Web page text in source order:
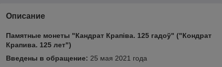
Описание
Памятные монеты "Кандрат Крапіва. 125 гадоў" ("Кондрат
Крапива. 125 лет")
Введены в обращение: 25 мая 2021 года